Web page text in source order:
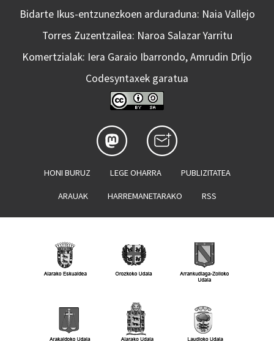
Bidarte Ikus-entzunezkoen arduraduna: Naia Vallejo
Torres Zuzentzailea: Naroa Salazar Yarritu
Komertzialak: Iera Garaio Ibarrondo, Amrudin Drljo
Codesyntaxek garatua
HONI BURUZ LEGE OHARRA PUBLIZITATEA
ARAUAK HARREMANETARAKO RSS